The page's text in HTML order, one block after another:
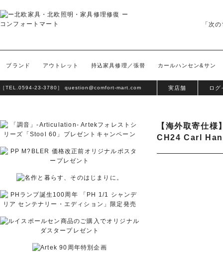
「次
ブランド アウトレット 持込家具修理／張替 カールハンセン&サン
［TEL. 0594-23-3780］ question@comfort-mart.com 実店舗 ログ
【海外取寄仕
CH24 Carl